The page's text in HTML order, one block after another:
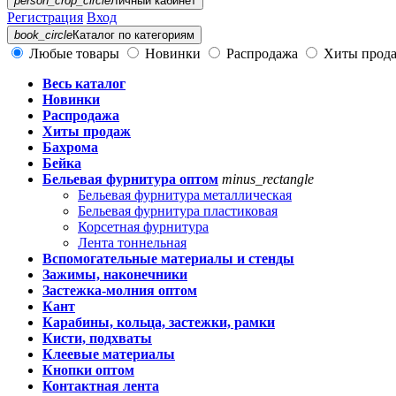
Регистрация Вход
book_circleКаталог по категориям
Любые товары Новинки Распродажа
Хиты
Весь каталог
Новинки
Распродажа
Хиты продаж
Бахрома
Бейка
Бельевая фурнитура оптом minus_rectangle
Бельевая фурнитура металлическая
Бельевая фурнитура пластиковая
Корсетная фурнитура
Лента тоннельная
Вспомогательные материалы и стенды
Зажимы, наконечники
Застежка-молния оптом
Кант
Карабины, кольца, застежки, рамки
Кисти, подхваты
Клеевые материалы
Кнопки оптом
Контактная лента